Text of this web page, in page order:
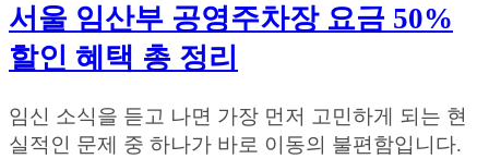
서울 임산부 공영주차장 요금 50%
할인 혜택 총 정리
임신 소식을 듣고 나면 가장 먼저 고민하게 되는 현
실적인 문제 중 하나가 바로 이동의 불편함입니다.